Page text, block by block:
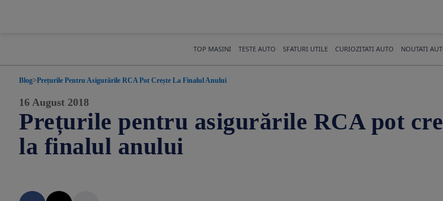
TOP MASINI TESTE AUTO SFATURI UTILE CURIOZITATI AUTO NOUTATI
Blog>Prețurile Pentru Asigurările RCA Pot Crește La Finalul Anului
16 August 2018
Prețurile pentru asigurările RCA pot
la finalul anului